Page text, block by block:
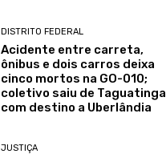
DISTRITO FEDERAL
Acidente entre carreta,
ônibus e dois carros deixa
cinco mortos na GO-010;
coletivo saiu de Taguatinga
com destino a Uberlândia
JUSTIÇA